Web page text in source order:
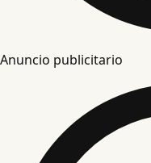
Anuncio publicitario